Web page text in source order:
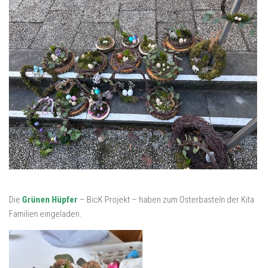
Die Grünen Hüpfer – BicK Projekt – haben zum Osterbasteln der Kita
Familien eingeladen.